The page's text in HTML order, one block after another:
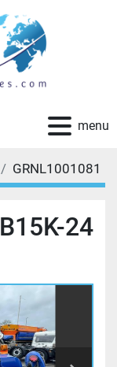
menu
GRNL1001081
24